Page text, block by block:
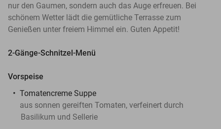
nur den Gaumen, sondern auch das Auge erfreuen. Bei
schönem Wetter lädt die gemütliche Terrasse zum
Genießen unter freiem Himmel ein. Guten Appetit!
2-Gänge-Schnitzel-Menü
Vorspeise
Tomatencreme Suppe
aus sonnen gereiften Tomaten, verfeinert durch
Basilikum und Sellerie